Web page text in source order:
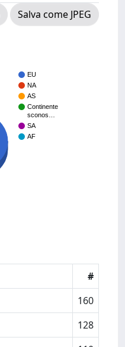
Salva come JPEG
EU
NA
AS
Continente
sconos…
SA
AF
#
160
128